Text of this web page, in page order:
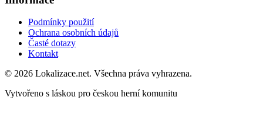
Podmínky použití
Ochrana osobních údajů
Časté dotazy
Kontakt
© 2026 Lokalizace.net. Všechna práva vyhrazena.
Vytvořeno s láskou pro českou herní komunitu